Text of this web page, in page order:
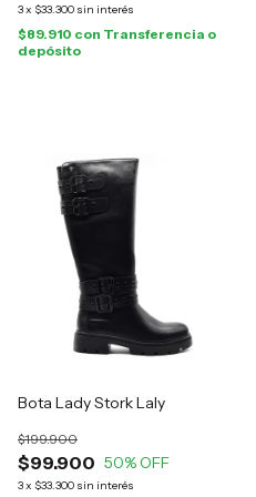
3x $33.300 sin interés
$89.910 con Transferencia o
depósito
Bota Lady Stork Laly
$99.900
$199.900
50% OFF
3x $33.300 sin interés